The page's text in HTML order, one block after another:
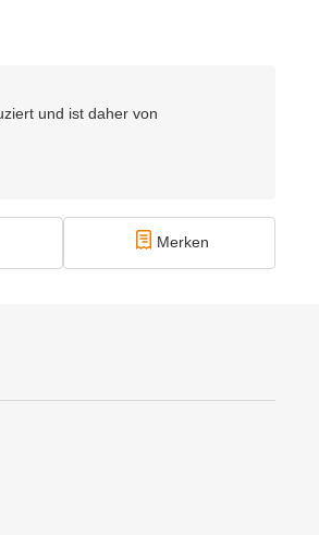
und ist daher von
Merken